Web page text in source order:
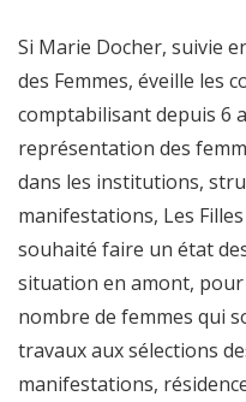
Si Marie Docher, suivie
des Femmes, éveille les
comptabilisant depuis 6
représentation des
dans les institutions,
manifestations, Les
souhaité faire un état
situation en amont,
nombre de femmes qui
travaux aux sélections
manifestations,